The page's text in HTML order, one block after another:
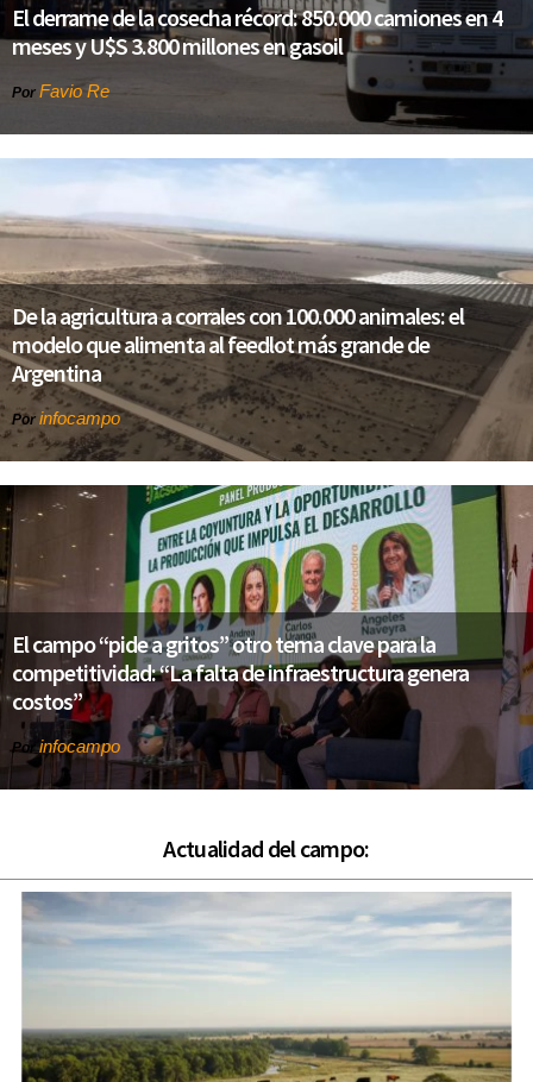
El derrame de la cosecha récord: 850.000 camiones en 4
meses y U$S 3.800 millones en gasoil
Por Favio Re
De la agricultura a corrales con 100.000 animales: el
modelo que alimenta al feedlot más grande de
Argentina
Por infocampo
El campo “pide a gritos” otro tema clave para la
competitividad: “La falta de infraestructura genera
costos”
Porinfocampo
Actualidad del campo: